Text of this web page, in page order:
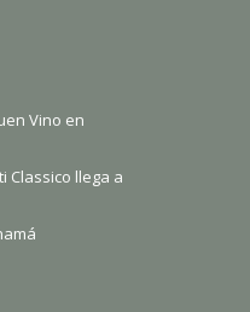
Vino en
Classico llega a